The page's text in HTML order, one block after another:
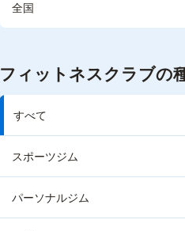
全国
フィットネスクラブの
すべて
スポーツジム
パーソナルジム